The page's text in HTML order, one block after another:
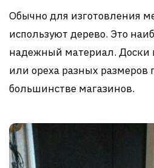
Обычно для изготовления
используют дерево. Это
надежный материал. Доски
или ореха разных размеров
большинстве магазинов.